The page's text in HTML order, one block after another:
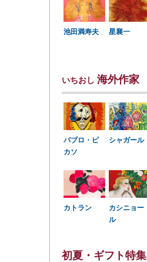
池田満寿夫 星襄一
いちおし 海外作家
パブロ・ピ
カソ
シャガール
カトラン
カシニョー
ル
初夏・ギフト特集